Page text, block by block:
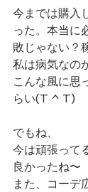
今までは購入
った。本当に
敗じゃない？
私は病気なの
こんな風に思
らい(T ^ T)
でもね、
今は頑張って
良かったね〜
また、コーデ